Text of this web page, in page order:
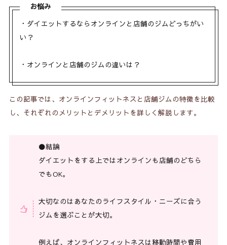
お悩み
・ダイエットするならオンラインと店舗のジムどっちがい
い？
・オンラインと店舗のジムの違いは？
この記事では、オンラインフィットネスと店舗ジムの特徴を比較
し、それぞれのメリットとデメリットを詳しく解説します。
⚫️結論
ダイエットをする上ではオンラインも店舗のどちら
でもOK。
大切なのはあなたのライフスタイル・ニーズに合う
ジムを選ぶことが大切。
例えば、オンラインフィットネスは移動時間や費用